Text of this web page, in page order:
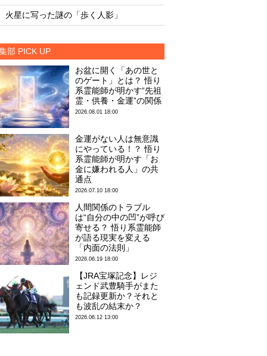
・
火星に写った謎の「歩く人影」
部 PICK UP
お盆に開く「あの世と
のゲート」とは？ 悟り
系霊能師が明かす“先祖
霊・供養・金運”の関係
2026.08.01 18:00
金運がない人は無意識
にやっている！？ 悟り
系霊能師が明かす「お
金に嫌われる人」の共
通点
2026.07.10 18:00
人間関係のトラブル
は“自分の中の凹”が呼び
寄せる？ 悟り系霊能師
が語る現実を変える
「内面の法則」
2026.06.19 18:00
【JRA宝塚記念】レジ
ェンド武豊騎手がまた
も記録更新か？それと
も波乱の結末か？
2026.06.12 13:00